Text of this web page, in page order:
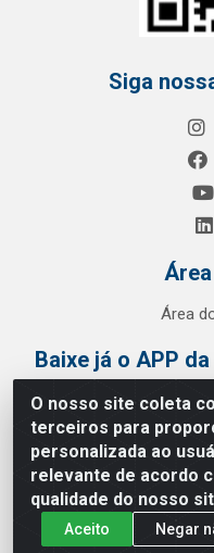
O nosso site coleta
terceiros para
personalizada ao
relevante de acordo
qualidade do nosso
Aceito Negar
Siga
Área
Baixe já o APP da